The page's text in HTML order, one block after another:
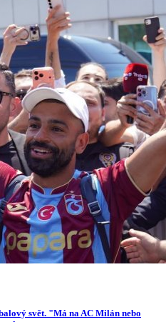
svět. "Má na AC Milán nebo